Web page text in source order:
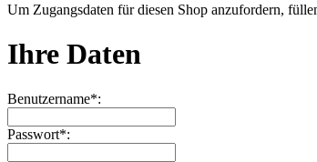
Um Zugangsdaten für diesen Shop anzufordern,
Ihre Daten
Benutzername*:
Passwort*: